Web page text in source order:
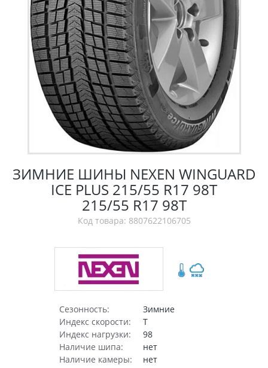
ЗИМНИЕ ШИНЫ NEXEN WINGUARD
ICE PLUS 215/55 R17 98T
215/55 R17 98T
Код товара: 8807622106705
Сезонность:
Зимние
Индекс скорости:
T
Индекс нагрузки:
98
Наличие шипа:
нет
Наличие камеры:
нет